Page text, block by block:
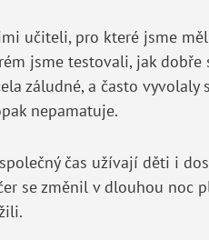
učiteli, pro které jsme
jsme testovali, jak dobře
záludné, a často
nepamatuje.
čas užívají děti i
se změnil v dlouhou noc